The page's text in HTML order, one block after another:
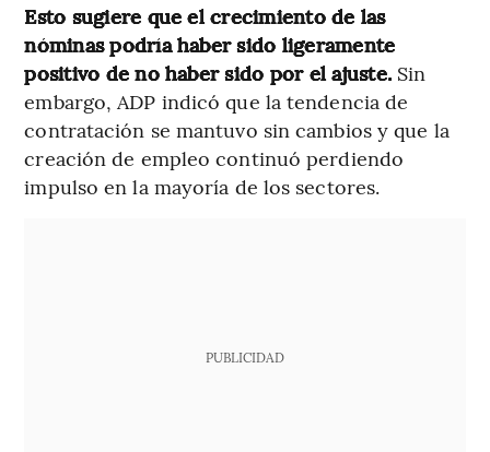
Esto sugiere que el crecimiento de las
nóminas podría haber sido ligeramente
positivo de no haber sido por el ajuste. Sin
embargo, ADP indicó que la tendencia de
contratación se mantuvo sin cambios y que la
creación de empleo continuó perdiendo
impulso en la mayoría de los sectores.
PUBLICIDAD